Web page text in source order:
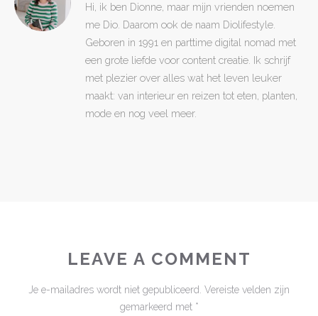
Hi, ik ben Dionne, maar mijn vrienden noemen
me Dio. Daarom ook de naam Diolifestyle.
Geboren in 1991 en parttime digital nomad met
een grote liefde voor content creatie. Ik schrijf
met plezier over alles wat het leven leuker
maakt: van interieur en reizen tot eten, planten,
mode en nog veel meer.
LEAVE A COMMENT
Je e-mailadres wordt niet gepubliceerd. Vereiste velden zijn
gemarkeerd met *